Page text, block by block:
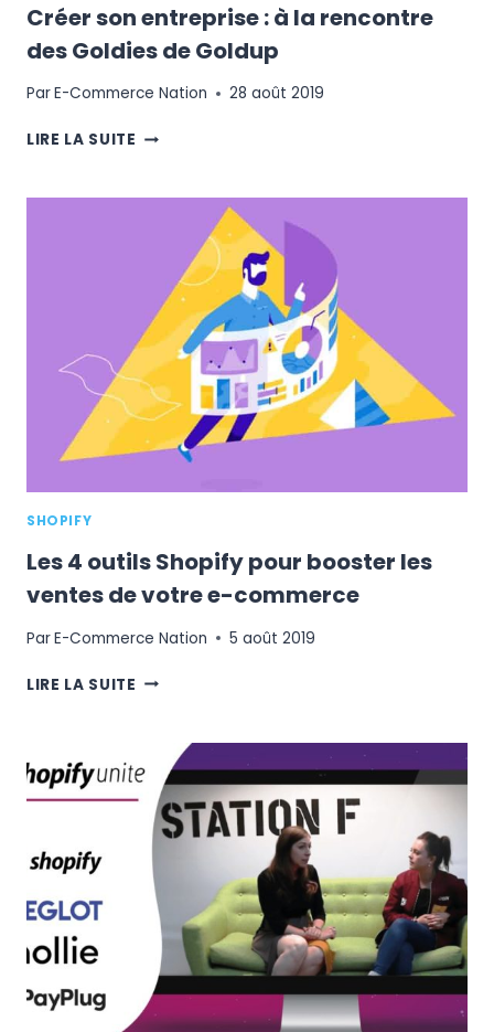
Créer son entreprise : à la rencontre
des Goldies de Goldup
ParE-Commerce Nation 28 août 2019
LIRE LA SUITE CRÉER
:
RENCONTRE
DES
GOLDIES
DE
GOLDUP
SHOPIFY
Les 4 outils Shopify pour booster les
ventes de votre e-commerce
ParE-Commerce Nation 5 août 2019
LIRE LA SUITE LES
SHOPIFY
POUR
BOOSTER
LES
VENTES
DE
VOTRE
COMMERCE